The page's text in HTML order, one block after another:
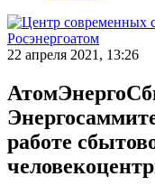
22 апреля 2021, 13:26
работе